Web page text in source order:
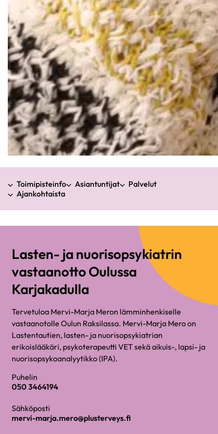
Toimipisteinfo Asiantuntijat
Palvelut
Ajankohtaista
Lasten- ja nuorisopsykiatrin
vastaanotto Oulussa
Karjakadulla
Tervetuloa Mervi-Marja Meron lämminhenkiselle
vastaanotolle Oulun Raksilassa. Mervi-Marja Mero on
Lastentautien, lasten- ja nuorisopsykiatrian
erikoislääkäri, psykoterapeutti VET sekä aikuis-, lapsi- ja
nuorisopsykoanalyytikko (IPA).
Puhelin
050 3464194
Sähköposti
mervi-marja.mero@plusterveys.fi